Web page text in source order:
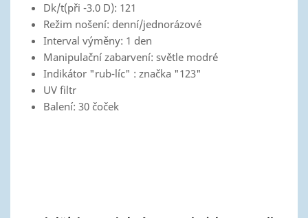
Dk/t(při -3.0 D): 121
Režim nošení: denní/jednorázové
Interval výměny: 1 den
Manipulační zabarvení: světle modré
Indikátor "rub-líc" : značka "123"
UV filtr
Balení: 30 čoček